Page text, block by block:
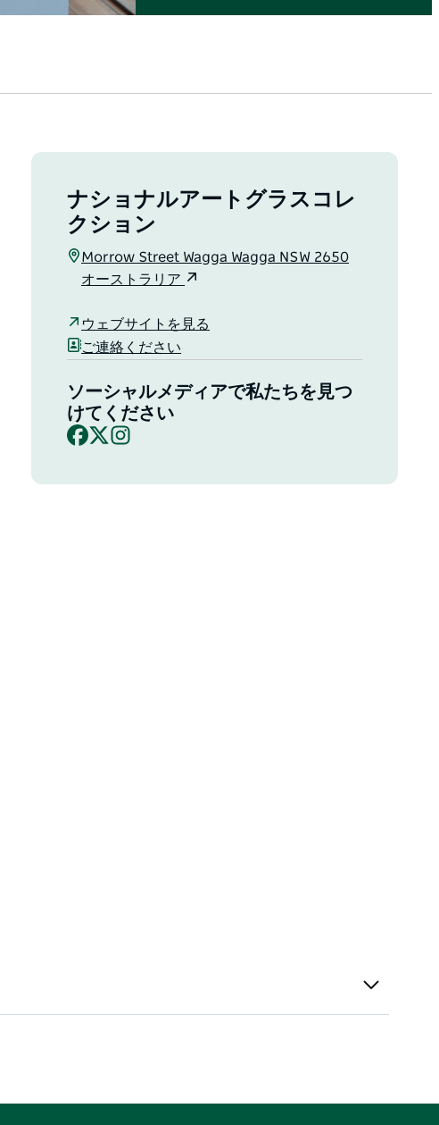
ナショナルアートグラスコレ
クション
Morrow Street Wagga Wagga NSW 2650
オーストラリア
ウェブサイトを見る
ご連絡ください
ソーシャルメディアで私たちを見つ
けてください
Facebook
X